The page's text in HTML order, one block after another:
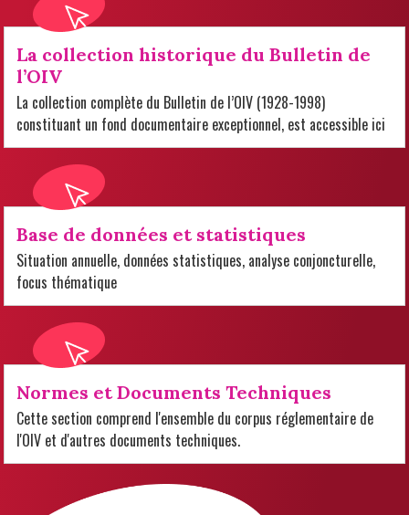
La collection historique du Bulletin de
l’OIV
La collection complète du Bulletin de l’OIV (1928-1998)
constituant un fond documentaire exceptionnel, est accessible ici
Base de données et statistiques
Situation annuelle, données statistiques, analyse conjoncturelle,
focus thématique
Normes et Documents Techniques
Cette section comprend l'ensemble du corpus réglementaire de
l'OIV et d'autres documents techniques.